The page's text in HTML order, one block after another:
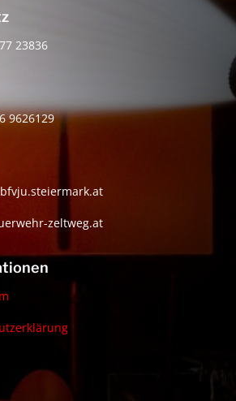
23836
9626129
zeltweg.at